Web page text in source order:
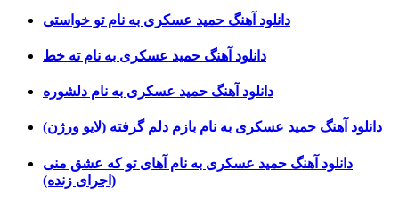
دانلود آهنگ حمید عسکری به نام تو خواستی
دانلود آهنگ حمید عسکری به نام ته خط
دانلود آهنگ حمید عسکری به نام دلشوره
دانلود آهنگ حمید عسکری به نام بازم دلم گرفته (لایو ورژن)
دانلود آهنگ حمید عسکری به نام آهای تو که عشق منی
(اجرای زنده)